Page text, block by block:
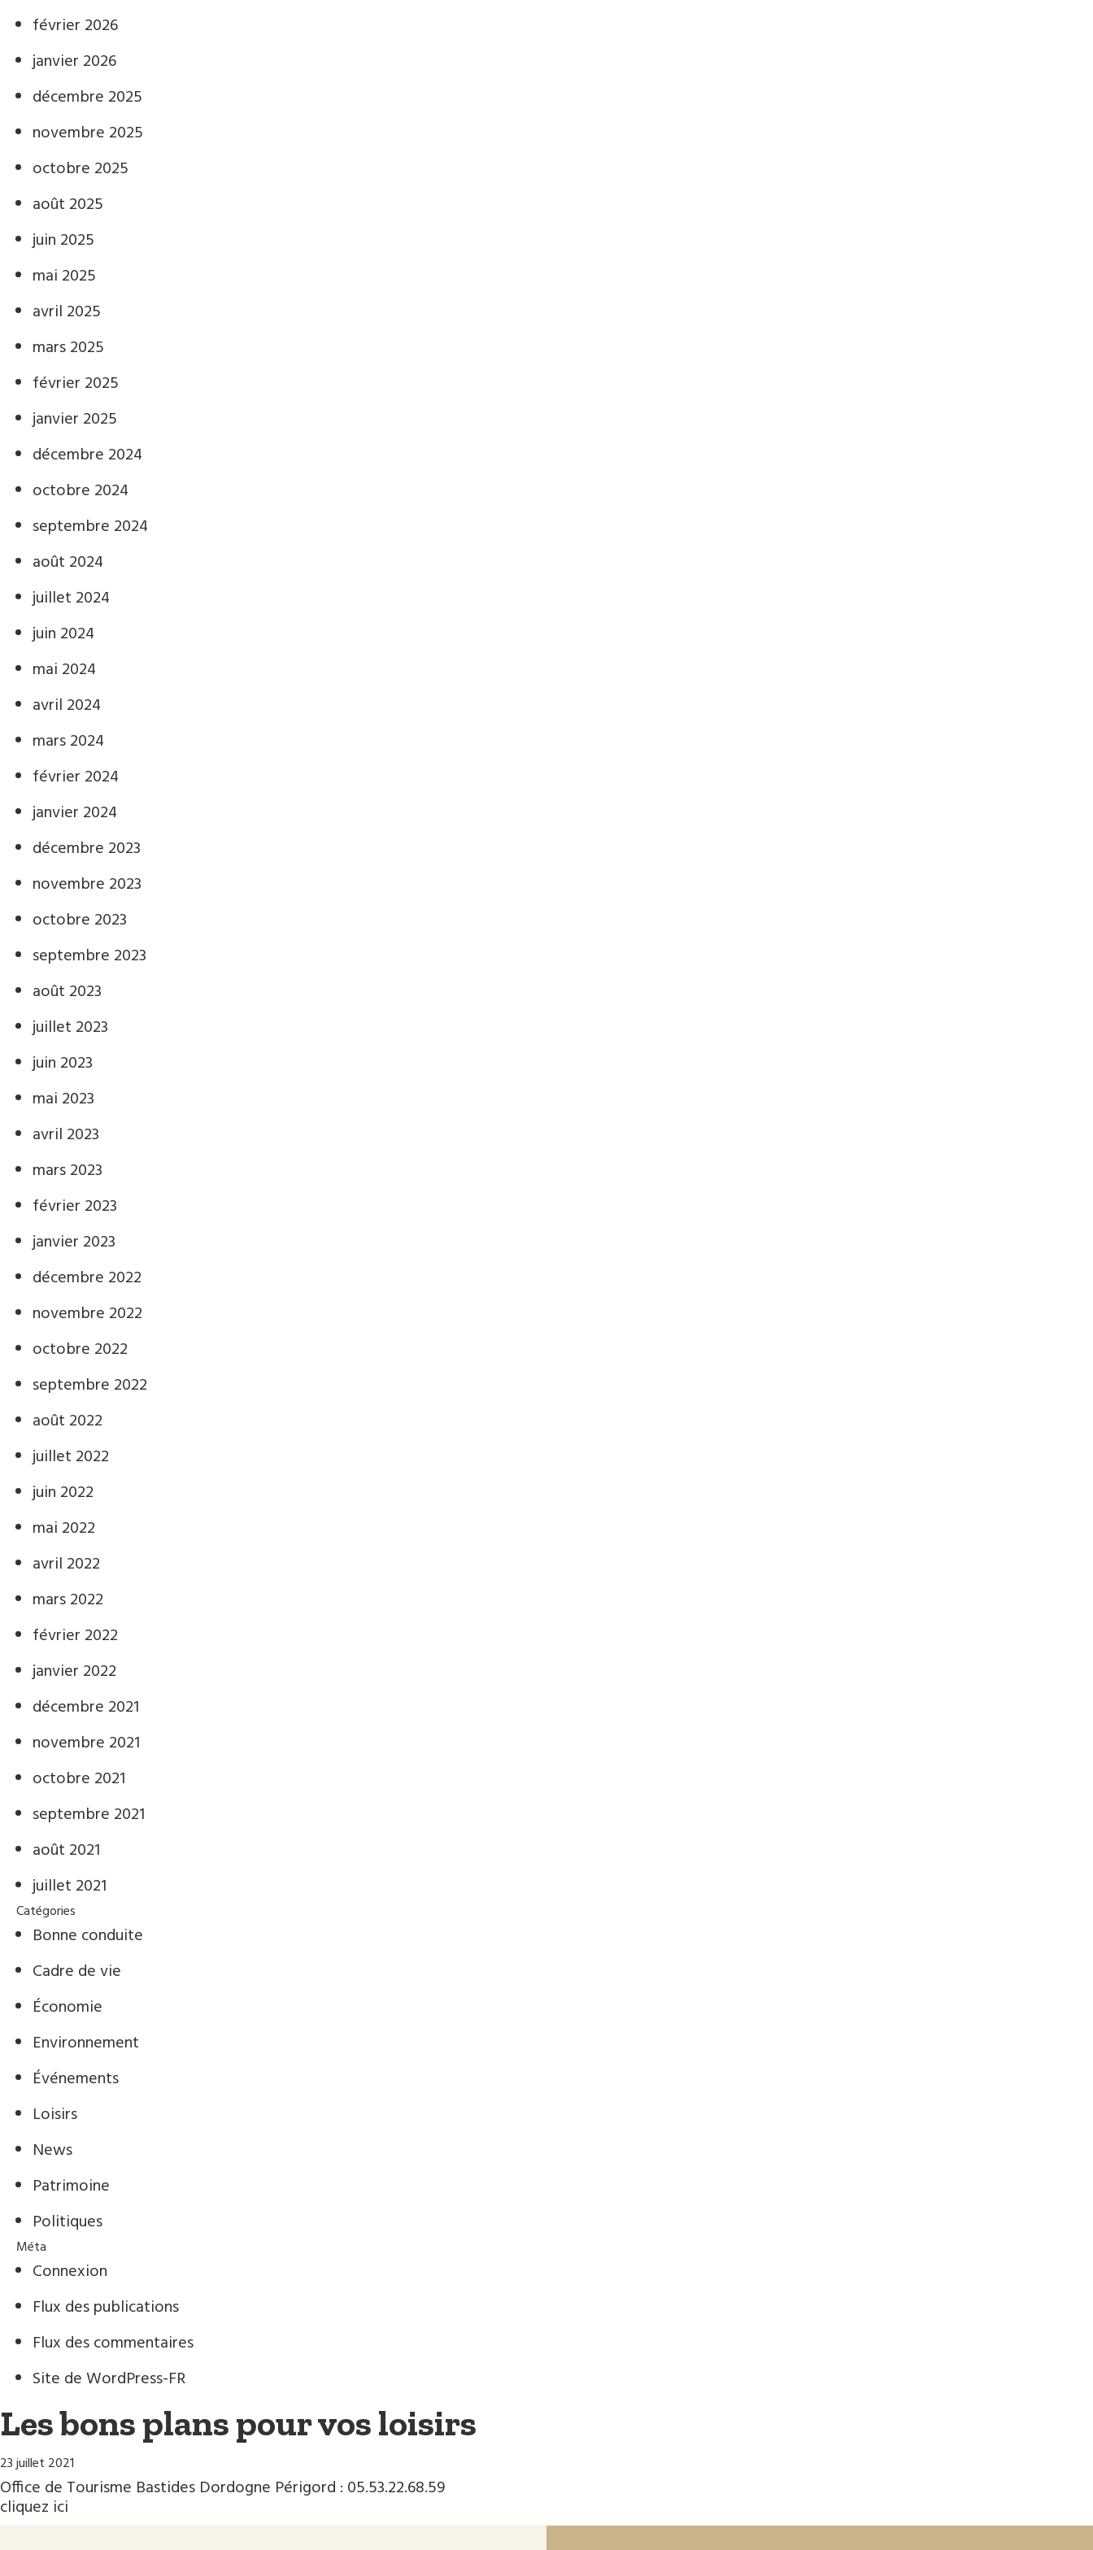
février 2026
janvier 2026
décembre 2025
novembre 2025
octobre 2025
août 2025
juin 2025
mai 2025
avril 2025
mars 2025
février 2025
janvier 2025
décembre 2024
octobre 2024
septembre 2024
août 2024
juillet 2024
juin 2024
mai 2024
avril 2024
mars 2024
février 2024
janvier 2024
décembre 2023
novembre 2023
octobre 2023
septembre 2023
août 2023
juillet 2023
juin 2023
mai 2023
avril 2023
mars 2023
février 2023
janvier 2023
décembre 2022
novembre 2022
octobre 2022
septembre 2022
août 2022
juillet 2022
juin 2022
mai 2022
avril 2022
mars 2022
février 2022
janvier 2022
décembre 2021
novembre 2021
octobre 2021
septembre 2021
août 2021
juillet 2021
Catégories
Bonne conduite
Cadre de vie
Économie
Environnement
Événements
Loisirs
News
Patrimoine
Politiques
Méta
Connexion
Flux des publications
Flux des commentaires
Site de WordPress-FR
Les bons plans pour vos loisirs
23 juillet 2021
Office de Tourisme Bastides Dordogne Périgord : 05.53.22.68.59
cliquez ici